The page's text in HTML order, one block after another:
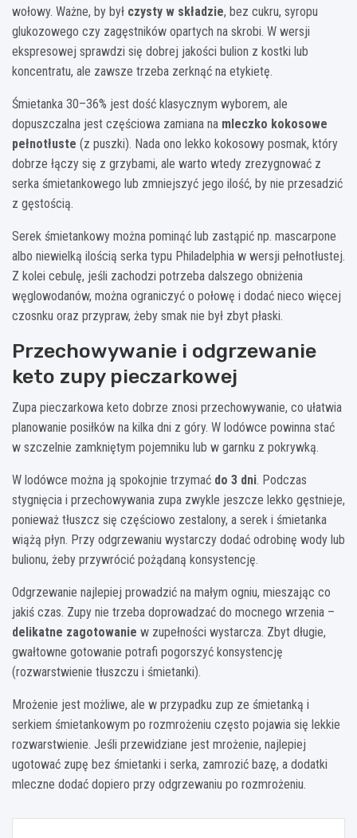
wołowy. Ważne, by był czysty w składzie, bez cukru, syropu
glukozowego czy zagęstników opartych na skrobi. W wersji
ekspresowej sprawdzi się dobrej jakości bulion z kostki lub
koncentratu, ale zawsze trzeba zerknąć na etykietę.
Śmietanka 30–36% jest dość klasycznym wyborem, ale
dopuszczalna jest częściowa zamiana na mleczko kokosowe
pełnotłuste (z puszki). Nada ono lekko kokosowy posmak, który
dobrze łączy się z grzybami, ale warto wtedy zrezygnować z
serka śmietankowego lub zmniejszyć jego ilość, by nie przesadzić
z gęstością.
Serek śmietankowy można pominąć lub zastąpić np. mascarpone
albo niewielką ilością serka typu Philadelphia w wersji pełnotłustej.
Z kolei cebulę, jeśli zachodzi potrzeba dalszego obniżenia
węglowodanów, można ograniczyć o połowę i dodać nieco więcej
czosnku oraz przypraw, żeby smak nie był zbyt płaski.
Przechowywanie i odgrzewanie
keto zupy pieczarkowej
Zupa pieczarkowa keto dobrze znosi przechowywanie, co ułatwia
planowanie posiłków na kilka dni z góry. W lodówce powinna stać
w szczelnie zamkniętym pojemniku lub w garnku z pokrywką.
W lodówce można ją spokojnie trzymać do 3 dni. Podczas
stygnięcia i przechowywania zupa zwykle jeszcze lekko gęstnieje,
ponieważ tłuszcz się częściowo zestalony, a serek i śmietanka
wiążą płyn. Przy odgrzewaniu wystarczy dodać odrobinę wody lub
bulionu, żeby przywrócić pożądaną konsystencję.
Odgrzewanie najlepiej prowadzić na małym ogniu, mieszając co
jakiś czas. Zupy nie trzeba doprowadzać do mocnego wrzenia –
delikatne zagotowanie w zupełności wystarcza. Zbyt długie,
gwałtowne gotowanie potrafi pogorszyć konsystencję
(rozwarstwienie tłuszczu i śmietanki).
Mrożenie jest możliwe, ale w przypadku zup ze śmietanką i
serkiem śmietankowym po rozmrożeniu często pojawia się lekkie
rozwarstwienie. Jeśli przewidziane jest mrożenie, najlepiej
ugotować zupę bez śmietanki i serka, zamrozić bazę, a dodatki
mleczne dodać dopiero przy odgrzewaniu po rozmrożeniu.